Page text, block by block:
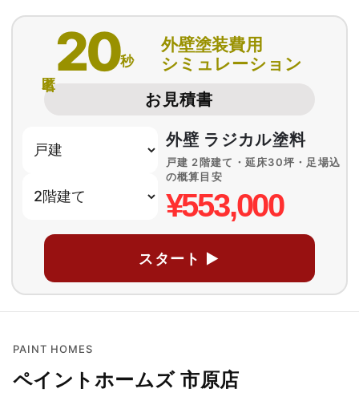
20秒
外壁塗装費用
シミュレーション
お見積書
外壁 ラジカル塗料
戸建 2階建て・延床30坪・足場込
の概算目安
¥553,000
スタート ▶
PAINT HOMES
ペイントホームズ 市原店